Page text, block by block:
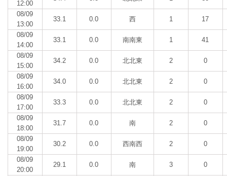
12:00
08/09
13:00
33.1 0.0 西 1 17
08/09
14:00
33.1 0.0 南南東 1 41
08/09
15:00
34.2 0.0 北北東 2 0
08/09
16:00
34.0 0.0 北北東 2 0
08/09
17:00
33.3 0.0 北北東 2 0
08/09
18:00
31.7 0.0 南 2 0
08/09
19:00
30.2 0.0 西南西 2 0
08/09
20:00
29.1 0.0 南 3 0